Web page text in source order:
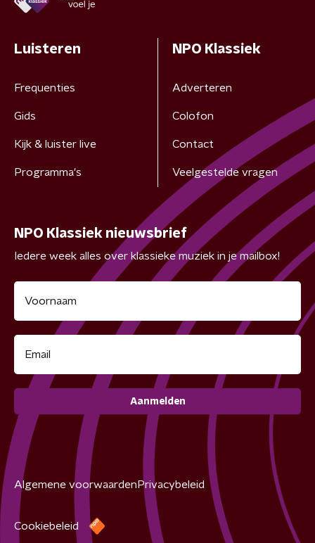
Luisteren
Frequenties
Gids
Kijk & luister live
Programma's
NPO Klassiek
Adverteren
Colofon
Contact
Veelgestelde vragen
NPO Klassiek nieuwsbrief
Iedere week alles over klassieke muziek in je mailbox!
Aanmelden
Algemene voorwaarden Privacybeleid
Cookiebeleid